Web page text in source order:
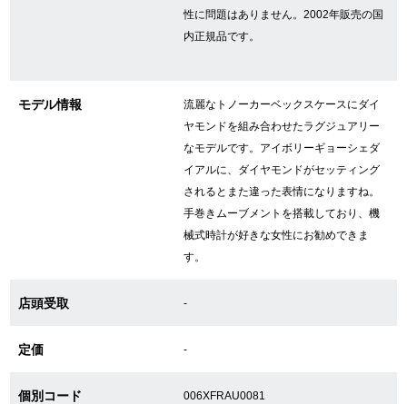
お客様の声・口コミ
GINZA RASINの中古腕時計について
銀座中央通り店
性に問題はありません。2002年販売の国
内正規品です。
モデル情報
流麗なトノーカーベックスケースにダイ
ヤモンドを組み合わせたラグジュアリー
なモデルです。アイボリーギョーシェダ
イアルに、ダイヤモンドがセッティング
されるとまた違った表情になりますね。
手巻きムーブメントを搭載しており、機
械式時計が好きな女性にお勧めできま
す。
店頭受取 -
定価 -
個別コード 006XFRAU0081